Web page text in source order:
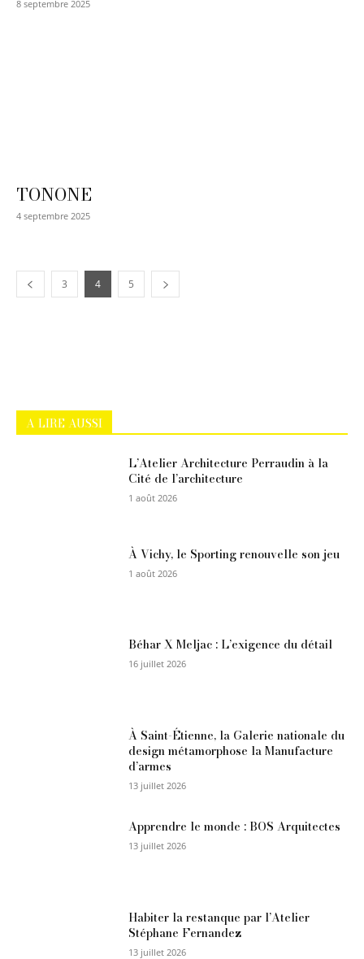
8 septembre 2025
TONONE
4 septembre 2025
3 4 5
A LIRE AUSSI
L’Atelier Architecture Perraudin à la
Cité de l’architecture
1 août 2026
À Vichy, le Sporting renouvelle son jeu
1 août 2026
Béhar X Meljac : L’exigence du détail
16 juillet 2026
À Saint-Étienne, la Galerie nationale du
design métamorphose la Manufacture
d’armes
13 juillet 2026
Apprendre le monde : BOS Arquitectes
13 juillet 2026
Habiter la restanque par l’Atelier
Stéphane Fernandez
13 juillet 2026